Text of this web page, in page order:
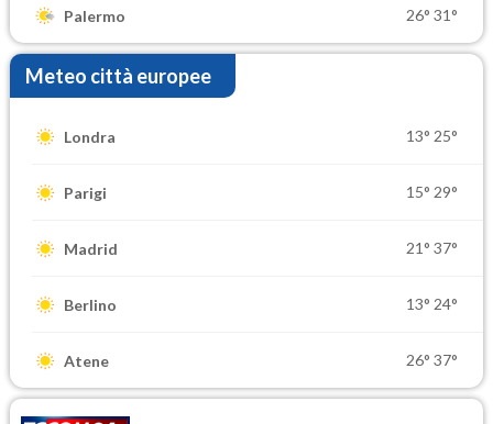
Palermo 26° 31°
Meteo città europee
Londra 13° 25°
Parigi 15° 29°
Madrid 21° 37°
Berlino 13° 24°
Atene 26° 37°